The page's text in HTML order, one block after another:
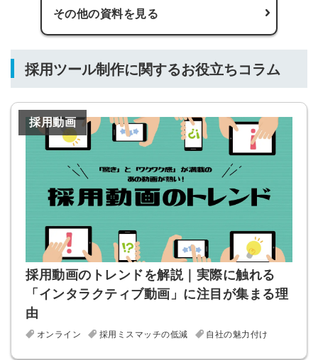
その他の資料を見る
採用ツール制作に関するお役立ちコラム
採用動画
採用動画のトレンドを解説｜実際に触れる
「インタラクティブ動画」に注目が集まる理
由
オンライン 採用ミスマッチの低減 自社の魅力付け
をご利用する
要です。
簡単10秒！無料会員登録
取り組みなどを取材したインタ